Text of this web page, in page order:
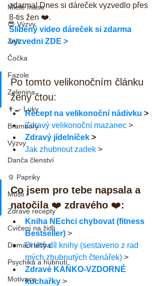
Mleté maso
😎 Výzvy
Zelí
Čočka
Fazole
Zelenina
👨‍🍳 Luky
Brambory
Výzvy
Danča členství
🫑 Papriky
Müsli
Zdravé recepty
Cvičení na židli
Domácí léčba
Psychika a hubnutí
Motivace
zdarma! Dnes si dáreček vyzvedlo přes
8-tis žen ❤️.
Slíbený video dáreček si zdarma
vyzvedni ZDE >
Po tomto velikonočním článku
ženy čtou:
Recept na velikonoční nádivku >
Zdravý velikonoční mazanec >
Zdravý jídelníček >
Jak zhubnout zadek >
Co jsem pro tebe napsala a
natočila ❤️ zdravého ❤️:
Kniha NEchci chybovat (fitness
Bestseller) >
Druhý díl knihy (sestaveno z rad
mých zhubnutých čtenářek) >
Zdravé KAŇKO-VZDORNÉ
kuchařky >